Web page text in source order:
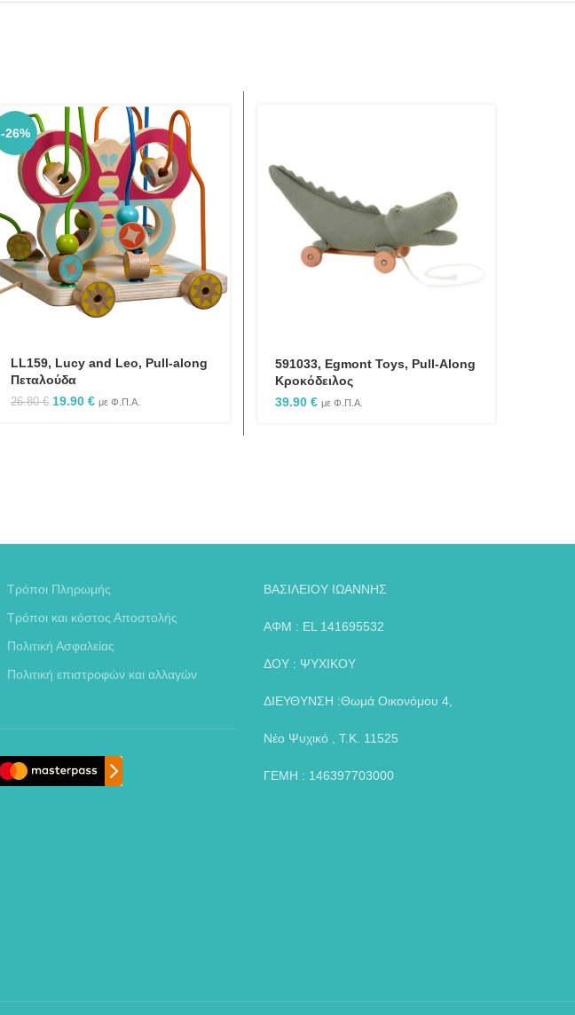
-26%
LL159, Lucy and Leo, Pull-along
Πεταλούδα
26.80€ Original
19.90 €Ημε Φ.Π.Α.
591033, Egmont Toys, Pull-Along
Κροκόδειλος
39.90 € με Φ.Π.Α.
Τρόποι Πληρωμής
Τρόποι και κόστος Αποστολής
Πολιτική Ασφαλείας
Πολιτική επιστροφών και αλλαγών
ΒΑΣΙΛΕΙΟΥ ΙΩΑΝΝΗΣ
ΑΦΜ : EL 141695532
ΔΟΥ : ΨΥΧΙΚΟΥ
ΔΙΕΥΘΥΝΣΗ :Θωμά Οικονόμου 4,
Νέο Ψυχικό , Τ.Κ. 11525
ΓΕΜΗ : 146397703000